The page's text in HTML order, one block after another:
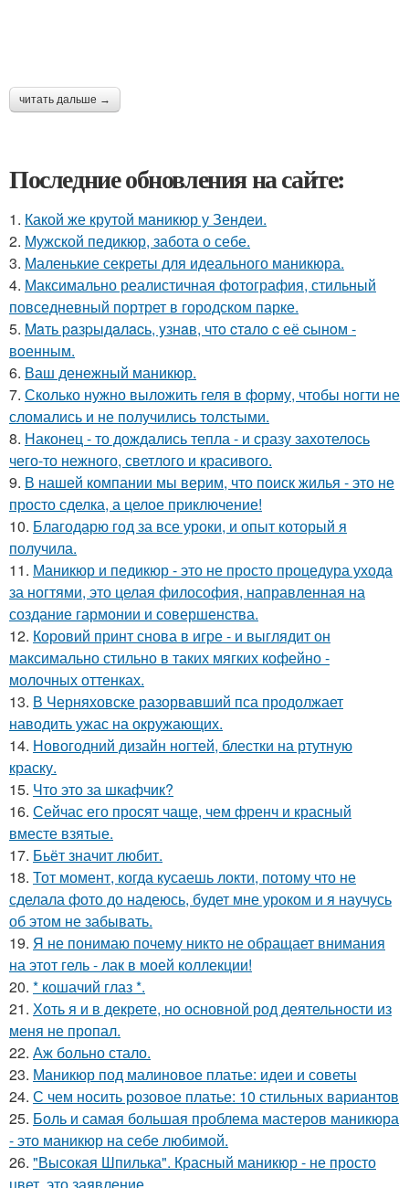
читать дальше →
Последние обновления на сайте:
1. Какой же крутой маникюр у Зендеи.
2. Мужской педикюр, забота о себе.
3. Маленькие секреты для идеального маникюра.
4. Максимально реалистичная фотография, стильный
повседневный портрет в городском парке.
5. Maть paзpыдaлacь, yзнaв, чтo cтaлo c её cынoм -
вoенным.
6. Ваш денежный маникюр.
7. Сколько нужно выложить геля в форму, чтобы ногти не
сломались и не получились толстыми.
8. Наконец - то дождались тепла - и сразу захотелось
чего-то нежного, светлого и красивого.
9. В нашей компании мы верим, что поиск жилья - это не
просто сделка, а целое приключение!
10. Благодарю год за все уроки, и опыт который я
получила.
11. Маникюр и педикюр - это не просто процедура ухода
за ногтями, это целая философия, направленная на
создание гармонии и совершенства.
12. Коровий принт снова в игре - и выглядит он
максимально стильно в таких мягких кофейно -
молочных оттенках.
13. В Черняховске разорвавший пса продолжает
наводить ужас на окружающих.
14. Новогодний дизайн ногтей, блестки на ртутную
краску.
15. Что это за шкафчик?
16. Сейчас его просят чаще, чем френч и красный
вместе взятые.
17. Бьёт значит любит.
18. Тот момент, когда кусаешь локти, потому что не
сделала фото до надеюсь, будет мне уроком и я научусь
об этом не забывать.
19. Я не понимаю почему никто не обращает внимания
на этот гель - лак в моей коллекции!
20. * кошачий глаз *.
21. Хоть я и в декрете, но основной род деятельности из
меня не пропал.
22. Аж больно стало.
23. Маникюр под малиновое платье: идеи и советы
24. С чем носить розовое платье: 10 стильных вариантов
25. Боль и самая большая проблема мастеров маникюра
- это маникюр на себе любимой.
26. "Высокая Шпилька". Красный маникюр - не просто